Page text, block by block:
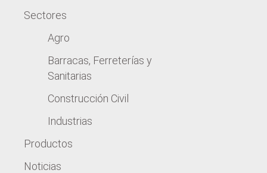
Sectores
Agro
Barracas, Ferreterías y
Sanitarias
Construcción Civil
Industrias
Productos
Noticias